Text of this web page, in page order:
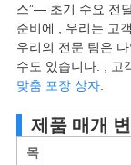
스”— 초기 수요 전
준비에 , 우리는 고
우리의 전문 팀은
수도 있습니다. , 고
맞춤 포장 상자.
제품 매개
목